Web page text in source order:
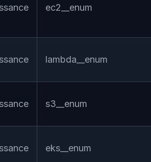
ec2__enum
lambda__enum
s3__enum
eks__enum